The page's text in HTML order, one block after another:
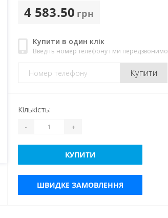
4 583.50 грн
Купити в один клік
Введіть номер телефону і ми передзвонимо
Купити
Кількість:
- +
КУПИТИ
ШВИДКЕ ЗАМОВЛЕННЯ